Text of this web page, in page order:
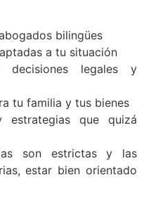
bilingües
a tu situación
decisiones legales y
tu familia y tus bienes
estrategias que quizá
son estrictas y las
estar bien orientado